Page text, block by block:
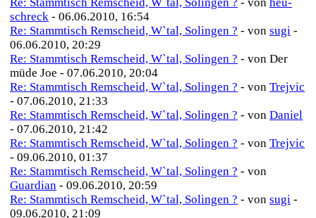
schreck - 06.06.2010, 16:54
Re: Stammtisch Remscheid, W`tal, Solingen ? - von sugi -
06.06.2010, 20:29
Re: Stammtisch Remscheid, W`tal, Solingen ? - von Der
müde Joe - 07.06.2010, 20:04
Re: Stammtisch Remscheid, W`tal, Solingen ? - von Trejvic
- 07.06.2010, 21:33
Re: Stammtisch Remscheid, W`tal, Solingen ? - von Daniel
- 07.06.2010, 21:42
Re: Stammtisch Remscheid, W`tal, Solingen ? - von Trejvic
- 09.06.2010, 01:37
Re: Stammtisch Remscheid, W`tal, Solingen ? - von
Guardian - 09.06.2010, 20:59
Re: Stammtisch Remscheid, W`tal, Solingen ? - von sugi -
09.06.2010, 21:09